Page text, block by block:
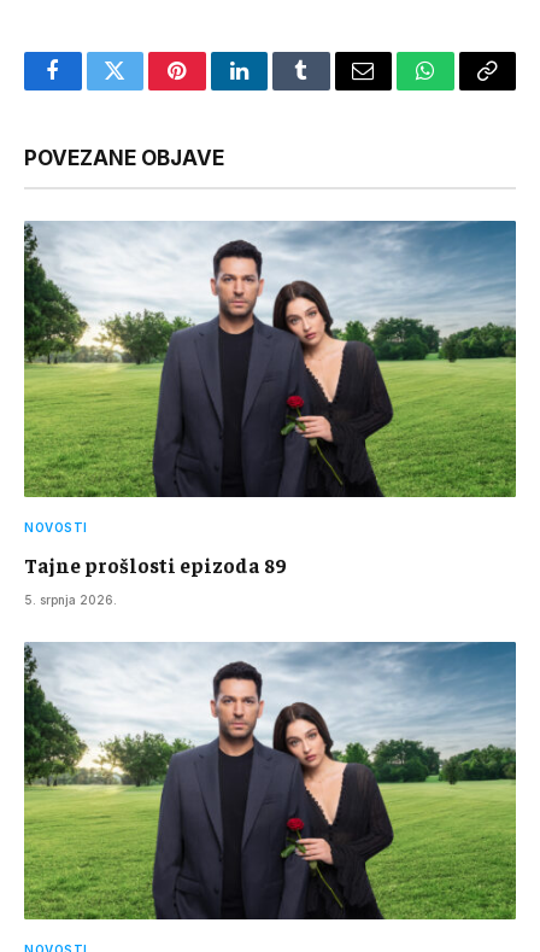
FacebookTwitterPinterestLinkedInTumblrEmail WhatsApp
Copy
POVEZANE OBJAVE
NOVOSTI
Tajne prošlosti epizoda 89
5. srpnja 2026.